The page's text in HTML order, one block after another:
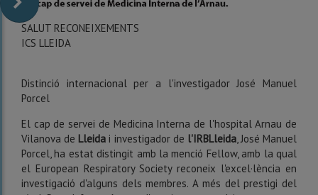
SALUT RECONEIXEMENTS
ICS LLEIDA
Distinció internacional per a l'investigador José Manuel
Porcel
El cap de servei de Medicina Interna de l'hospital Arnau de
Vilanova de Lleida i investigador de l'IRBLleida, José Manuel
Porcel, ha estat distingit amb la menció Fellow, amb la qual
el European Respiratory Society reconeix l'excel·lència en
investigació d'alguns dels membres. A més del prestigi del